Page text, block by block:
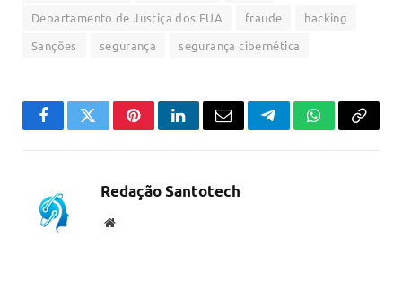
Departamento de Justiça dos EUA
fraude
hacking
Sanções
segurança segurança cibernética
FacebookTwitterPinterestLinkedInEmail TelegramWhatsApp
Copiar
Redação Santotech
Website